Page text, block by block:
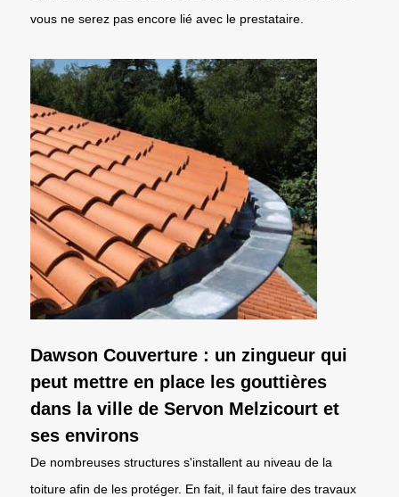
vous ne serez pas encore lié avec le prestataire.
Dawson Couverture : un zingueur qui
peut mettre en place les gouttières
dans la ville de Servon Melzicourt et
ses environs
De nombreuses structures s'installent au niveau de la
toiture afin de les protéger. En fait, il faut faire des travaux